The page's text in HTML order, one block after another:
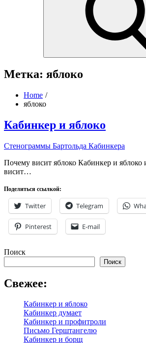
Метка: яблоко
Home
яблоко
Кабинкер и яблоко
Стенограммы Бартольда Кабинкера
Почему висит яблоко Кабинкер и
висит…
Поделиться ссылкой:
Twitter Telegram
Pinterest E-mail
Поиск
Поиск
Свежее:
Кабинкер и яблоко
Кабинкер думает
Кабинкер и профитроли
Письмо Герштангелю
Кабинкер и борщ